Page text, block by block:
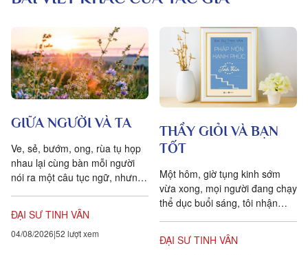
GIỮA NGƯỜI VÀ TA
Ve, sẻ, bướm, ong, rùa tụ họp
nhau lại cùng bàn mỗi người
nói ra một câu tục ngữ, nhưng
ĐẠI SƯ TINH VÂN
04/08/2026 52 lượt xem
THẦY GIỎI VÀ BẠN
TỐT
Một hôm, giờ tụng kinh sớm
vừa xong, mọi người đang chạy
thể dục buổi sáng, tôi nhận
đi bộ trước mặt, với...
ĐẠI SƯ TINH VÂN